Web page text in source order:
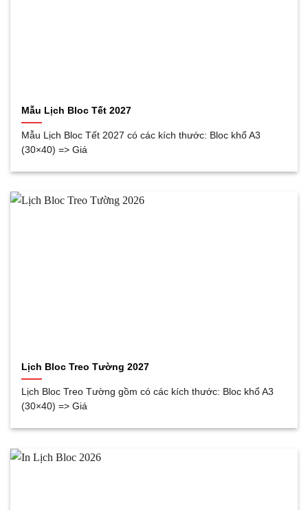
Mẫu Lịch Bloc Tết 2027
Mẫu Lịch Bloc Tết 2027 có các kích thước: Bloc khổ A3
(30×40) => Giá
Lịch Bloc Treo Tường 2027
Lịch Bloc Treo Tường gồm có các kích thước: Bloc khổ A3
(30×40) => Giá